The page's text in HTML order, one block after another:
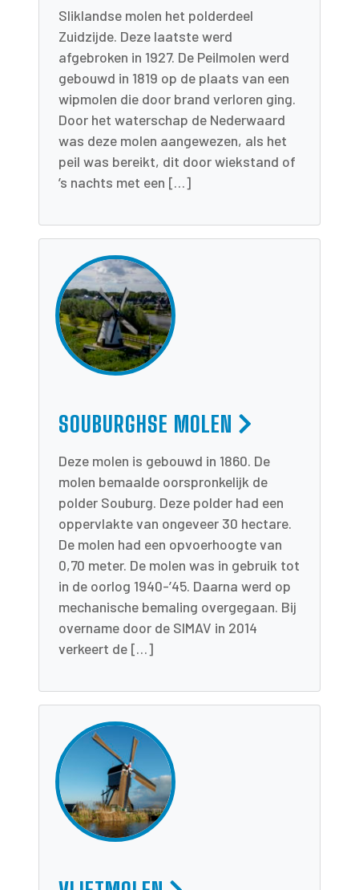
Sliklandse molen het polderdeel
Zuidzijde. Deze laatste werd
afgebroken in 1927. De Peilmolen werd
gebouwd in 1819 op de plaats van een
wipmolen die door brand verloren ging.
Door het waterschap de Nederwaard
was deze molen aangewezen, als het
peil was bereikt, dit door wiekstand of
’s nachts met een […]
SOUBURGHSE MOLEN
Deze molen is gebouwd in 1860. De
molen bemaalde oorspronkelijk de
polder Souburg. Deze polder had een
oppervlakte van ongeveer 30 hectare.
De molen had een opvoerhoogte van
0,70 meter. De molen was in gebruik tot
in de oorlog 1940-’45. Daarna werd op
mechanische bemaling overgegaan. Bij
overname door de SIMAV in 2014
verkeert de […]